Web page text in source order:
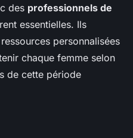
des professionnels de
essentielles. Ils
personnalisées
chaque femme selon
de cette période